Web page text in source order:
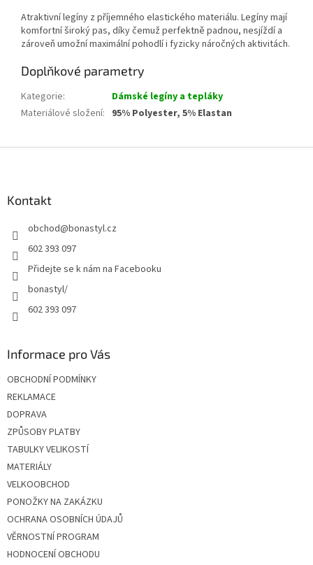
Atraktivní legíny z příjemného elastického materiálu. Legíny mají
komfortní široký pas, díky čemuž perfektně padnou, nesjíždí a
zároveň umožní maximální pohodlí i fyzicky náročných aktivitách.
Doplňkové parametry
Kategorie:
Dámské legíny a tepláky
Materiálové složení: 95% Polyester, 5% Elastan
Kontakt
obchod@bonastyl.cz
602 393 097
Přidejte se k nám na Facebooku
bonastyl/
602 393 097
Informace pro Vás
OBCHODNÍ PODMÍNKY
REKLAMACE
DOPRAVA
ZPŮSOBY PLATBY
TABULKY VELIKOSTÍ
MATERIÁLY
VELKOOBCHOD
PONOŽKY NA ZAKÁZKU
OCHRANA OSOBNÍCH ÚDAJŮ
VĚRNOSTNÍ PROGRAM
HODNOCENÍ OBCHODU